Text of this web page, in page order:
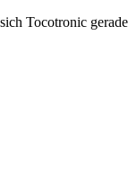
Tocotronic